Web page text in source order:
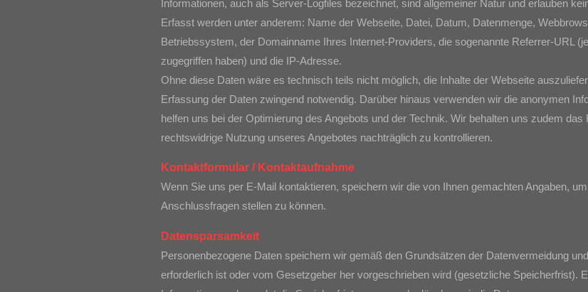
Informationen, auch als Server-Logfiles bezeichnet, sind allgemeiner Natur und erlauben
Erfasst werden unter anderem: Name der Webseite, Datei, Datum, Datenmenge,
Betriebssystem, der Domainname Ihres Internet-Providers, die sogenannte Referrer-URL
zugegriffen haben) und die IP-Adresse.
Ohne diese Daten wäre es technisch teils nicht möglich, die Inhalte der Webseite
Erfassung der Daten zwingend notwendig. Darüber hinaus verwenden wir die anonymen
helfen uns bei der Optimierung des Angebots und der Technik. Wir behalten uns zudem
rechtswidrige Nutzung unseres Angebotes nachträglich zu kontrollieren.
Kontaktformular / Kontaktaufnahme
Wenn Sie uns per E-Mail kontaktieren, speichern wir die von Ihnen gemachten Angaben,
Anschlussfragen stellen zu können.
Datensparsamkeit
Personenbezogene Daten speichern wir gemäß den Grundsätzen der Datenvermeidung
erforderlich ist oder vom Gesetzgeber her vorgeschrieben wird (gesetzliche Speicherfrist).